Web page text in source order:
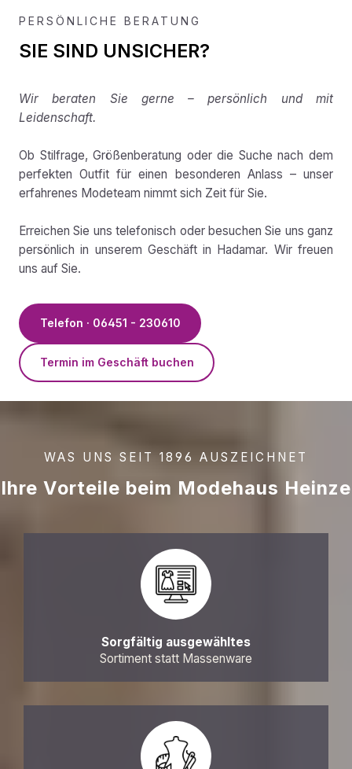
PERSÖNLICHE BERATUNG
SIE SIND UNSICHER?
Wir beraten Sie gerne – persönlich und mit
Leidenschaft.
Ob Stilfrage, Größenberatung oder die Suche nach dem
perfekten Outfit für einen besonderen Anlass – unser
erfahrenes Modeteam nimmt sich Zeit für Sie.
Erreichen Sie uns telefonisch oder besuchen Sie uns ganz
persönlich in unserem Geschäft in Hadamar. Wir freuen
uns auf Sie.
Telefon · 06451 - 230610
Termin im Geschäft buchen
WAS UNS SEIT 1896 AUSZEICHNET
Ihre Vorteile beim Modehaus Heinze
Sorgfältig ausgewähltes
Sortiment statt Massenware